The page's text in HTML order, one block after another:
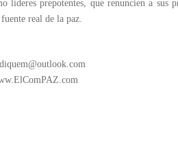
líderes prepotentes, que renuncien a
real de la paz.